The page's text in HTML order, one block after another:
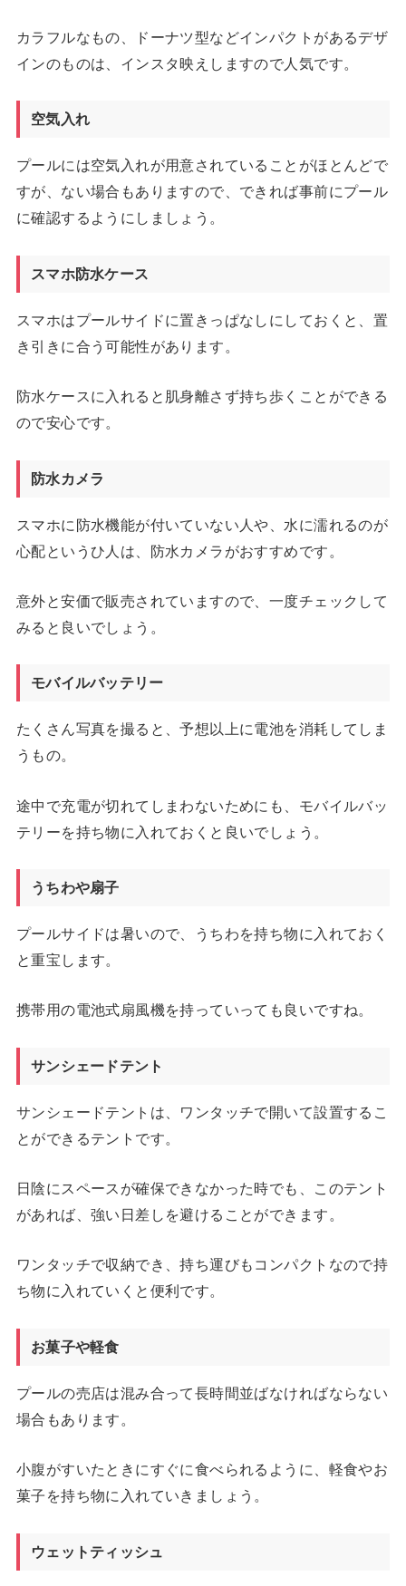
カラフルなもの、ドーナツ型などインパクトがあるデザ
インのものは、インスタ映えしますので人気です。
空気入れ
プールには空気入れが用意されていることがほとんどで
すが、ない場合もありますので、できれば事前にプール
に確認するようにしましょう。
スマホ防水ケース
スマホはプールサイドに置きっぱなしにしておくと、置
き引きに合う可能性があります。
防水ケースに入れると肌身離さず持ち歩くことができる
ので安心です。
防水カメラ
スマホに防水機能が付いていない人や、水に濡れるのが
心配というひ人は、防水カメラがおすすめです。
意外と安価で販売されていますので、一度チェックして
みると良いでしょう。
モバイルバッテリー
たくさん写真を撮ると、予想以上に電池を消耗してしま
うもの。
途中で充電が切れてしまわないためにも、モバイルバッ
テリーを持ち物に入れておくと良いでしょう。
うちわや扇子
プールサイドは暑いので、うちわを持ち物に入れておく
と重宝します。
携帯用の電池式扇風機を持っていっても良いですね。
サンシェードテント
サンシェードテントは、ワンタッチで開いて設置するこ
とができるテントです。
日陰にスペースが確保できなかった時でも、このテント
があれば、強い日差しを避けることができます。
ワンタッチで収納でき、持ち運びもコンパクトなので持
ち物に入れていくと便利です。
お菓子や軽食
プールの売店は混み合って長時間並ばなければならない
場合もあります。
小腹がすいたときにすぐに食べられるように、軽食やお
菓子を持ち物に入れていきましょう。
ウェットティッシュ